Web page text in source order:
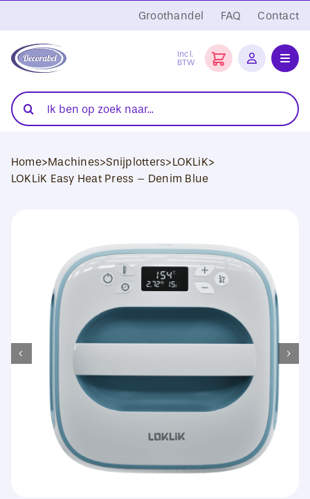
naar
inhoud
Groothandel FAQ Contact
Incl.
BTW
Folies
Transferpersen
Hobby Artikelen
DTF Transfers
Sale
Zoeken
naar:
Home>Machines>Snijplotters>LOKLiK>
LOKLiK Easy Heat Press – Denim Blue